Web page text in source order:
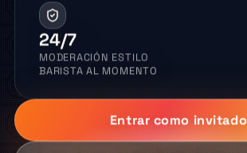
24/7
MODERACIÓN ESTILO
BARISTA AL MOMENTO
Entrar como invitado